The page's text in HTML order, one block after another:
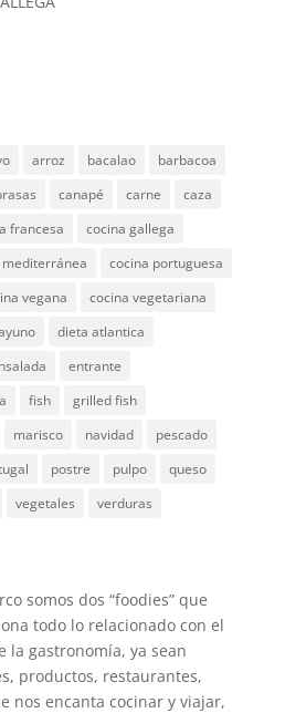
arroz bacalao
barbacoa
canapé carne
caza
francesa
cocina gallega
cocina portuguesa
vegana
cocina vegetariana
dieta atlantica
entrante
fish
grilled fish
marisco navidad
pescado
postre pulpo
queso
vegetales verduras
somos dos “foodies” que
todo lo relacionado con el
la gastronomía, ya sean
productos, restaurantes,
nos encanta cocinar y viajar,